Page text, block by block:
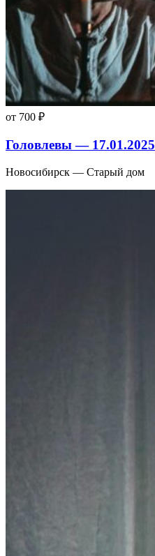
от 700 ₽
Головлевы — 17.01.2025
Новосибирск — Старый дом